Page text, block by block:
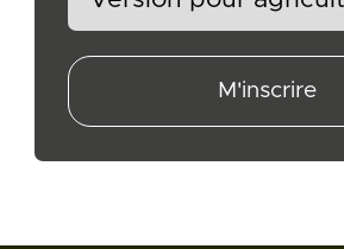
M'inscrire